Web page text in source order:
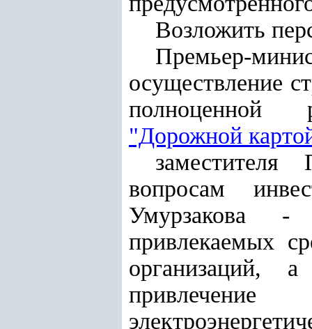
Возложить
Премьер-
осуществление
полноценной
"Дорожной
заместителя
вопросам
Умурзакова -
привлекаемых
организаций,